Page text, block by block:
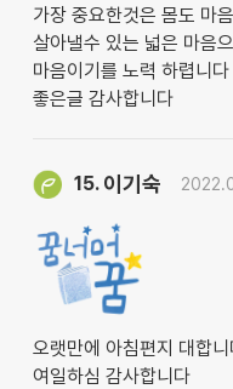
가장 중요한것은 몸도 마
살아낼수 있는 넓은 마음
마음이기를 노력 하렵니다
좋은글 감사합니다
15. 이기숙
오랫만에 아침편지 대합
여일하심 감사합니다